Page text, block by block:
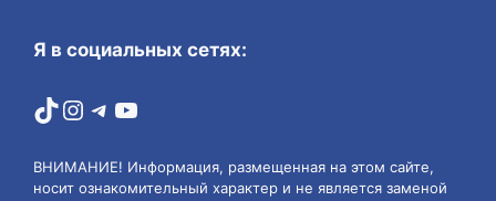
Я в социальных сетях:
TikTok
Instagram
Telegram
YouTube
ВНИМАНИЕ! Информация, размещенная на этом сайте,
носит ознакомительный характер и не является заменой